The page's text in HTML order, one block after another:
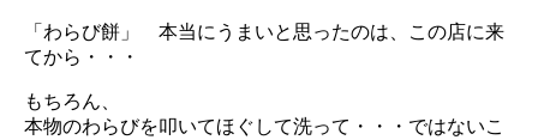
「わらび餅」 本当にうまいと思ったのは、この店に来
てから・・・
もちろん、
本物のわらびを叩いてほぐして洗って・・・ではないこ